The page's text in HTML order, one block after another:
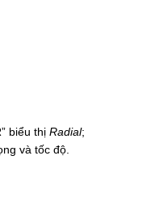
biểu thị Radial;
và tốc độ.